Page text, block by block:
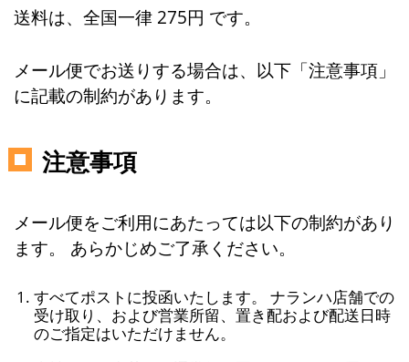
送料は、全国一律 275円 です。
メール便でお送りする場合は、以下「注意事項」
に記載の制約があります。
注意事項
メール便をご利用にあたっては以下の制約があり
ます。 あらかじめご了承ください。
すべてポストに投函いたします。 ナランハ店舗での
受け取り、および営業所留、置き配および配送日時
のご指定はいただけません。